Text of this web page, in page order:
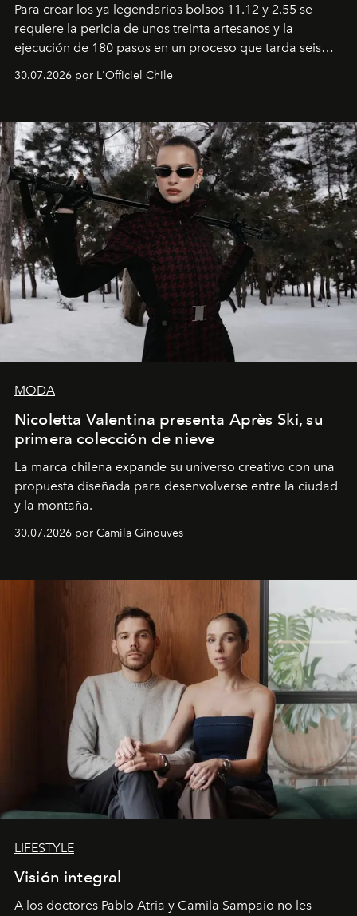
Para crear los ya legendarios bolsos 11.12 y 2.55 se
requiere la pericia de unos treinta artesanos y la
ejecución de 180 pasos en un proceso que tarda seis
semanas. Los expertos ponen en práctica una técnica
que se enseña solamente en la escuela de formación de
30.07.2026 por L'Officiel Chile
MODA
Nicoletta Valentina presenta Après Ski, su
primera colección de nieve
La marca chilena expande su universo creativo con una
propuesta diseñada para desenvolverse entre la ciudad
y la montaña.
30.07.2026 por Camila Ginouves
LIFESTYLE
Visión integral
A los doctores Pablo Atria y Camila Sampaio no les